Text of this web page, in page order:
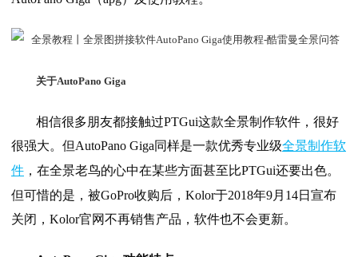
关于AutoPano Giga
相信很多朋友都接触过PTGui这款全景制作软件，很好
很强大。但AutoPano Giga同样是一款优秀专业级全景制作软
件 ，在全景老鸟的心中在某些方面甚至比PTGui还要出色。
但可惜的是，被GoPro收购后，Kolor于2018年9月14日宣布
关闭，Kolor官网不再销售产品，软件也不会更新。